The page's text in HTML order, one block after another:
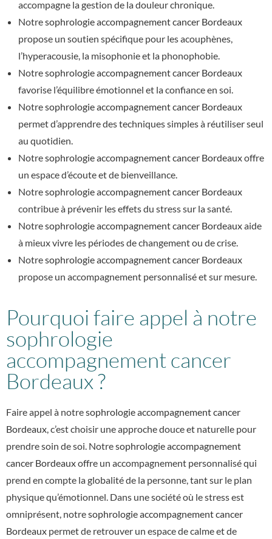
accompagne la gestion de la douleur chronique.
Notresophrologie accompagnement cancer Bordeaux
propose un soutien spécifique pour les acouphènes,
l’hyperacousie, la misophonie et la phonophobie.
Notresophrologie accompagnement cancer Bordeaux
favorise l’équilibre émotionnel et la confiance en soi.
Notresophrologie accompagnement cancer Bordeaux
permet d’apprendre des techniques simples à réutiliser seul
au quotidien.
Notresophrologie accompagnement cancer Bordeauxoffre
un espace d’écoute et de bienveillance.
Notresophrologie accompagnement cancer Bordeaux
contribue à prévenir les effets du stress sur la santé.
Notresophrologie accompagnement cancer Bordeauxaide
à mieux vivre les périodes de changement ou de crise.
Notresophrologie accompagnement cancer Bordeaux
propose un accompagnement personnalisé et sur mesure.
Pourquoi faire appel à notre
sophrologie
accompagnement cancer
Bordeaux ?
Faire appel à notresophrologie accompagnement cancer
Bordeaux , c’est choisir une approche douce et naturelle pour
prendre soin de soi. Notresophrologie accompagnement
cancer Bordeauxoffre un accompagnement personnalisé qui
prend en compte la globalité de la personne, tant sur le plan
physique qu’émotionnel. Dans une société où le stress est
omniprésent, notresophrologie accompagnement cancer
Bordeaux permet de retrouver un espace de calme et de